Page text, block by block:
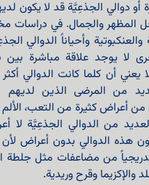
أو دوالي الجذعِیَّة قد لا يكون
المظهر والجمال. في دراسات
وأحياناً الدوالي
لا يوجد علاقة مباشرة بين
يعني أن كلما كانت الدوالي
من المرضى الذين لديهم
أعراض كثيرة من التعب،
من الدوالي الجذعِیَّة لا
هذه الدوالي بدون أعراض
من مضاعفات مثل جلطة
والإكزيما وقرح وريدية.